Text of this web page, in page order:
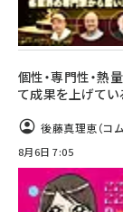
個性・専門性・熱
て成果を上げて
後藤真理恵（コム
8月6日 7:05